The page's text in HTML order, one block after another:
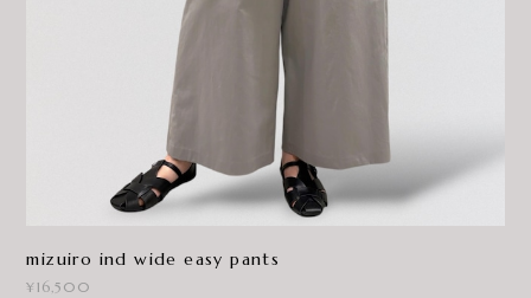
mizuiro ind wide easy pants
¥16,500